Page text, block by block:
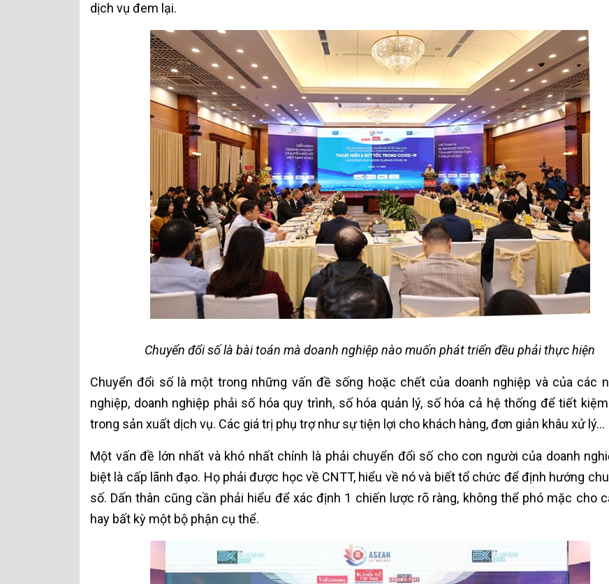
dịch vụ đem lại.
Chuyển đổi số là bài toán mà doanh nghiệp nào muốn phát triển đều phải thực hiện
Chuyển đổi số là một trong những vấn đề sống hoặc chết của doanh nghiệp và của các
nghiệp, doanh nghiệp phải số hóa quy trình, số hóa quản lý, số hóa cả hệ thống để tiết
trong sản xuất dịch vụ. Các giá trị phụ trợ như sự tiện lợi cho khách hàng, đơn giản khâu xử lý...
Một vấn đề lớn nhất và khó nhất chính là phải chuyển đổi số cho con người của doanh
biệt là cấp lãnh đạo. Họ phải được học về CNTT, hiểu về nó và biết tổ chức để định hướng
số. Dấn thân cũng cần phải hiểu để xác định 1 chiến lược rõ ràng, không thể phó mặc cho
hay bất kỳ một bộ phận cụ thể.